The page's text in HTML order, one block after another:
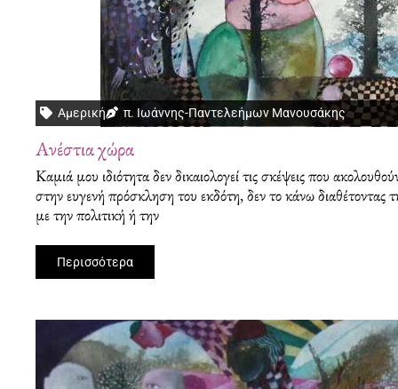
Αμερική π. Ιωάννης-Παντελεήμων Μανουσάκης
Ανέστια χώρα
Καμιά μου ιδιότητα δεν δικαιολογεί τις σκέψεις που
στην ευγενή πρόσκληση του εκδότη, δεν το κάνω διαθέτοντας
με την πολιτική ή την
Περισσότερα